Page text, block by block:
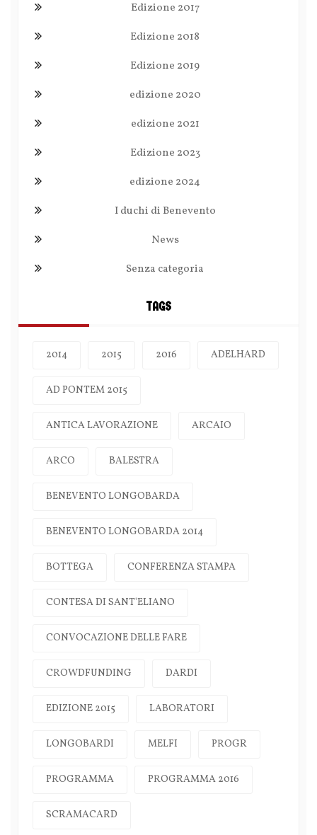
Edizione 2017
Edizione 2018
Edizione 2019
edizione 2020
edizione 2021
Edizione 2023
edizione 2024
I duchi di Benevento
News
Senza categoria
TAGS
2014 2015 2016 ADELHARD
AD PONTEM 2015
ANTICA LAVORAZIONE ARCAIO
ARCO BALESTRA
BENEVENTO LONGOBARDA
BENEVENTO LONGOBARDA 2014
BOTTEGA CONFERENZA STAMPA
CONTESA DI SANT'ELIANO
CONVOCAZIONE DELLE FARE
CROWDFUNDING DARDI
EDIZIONE 2015 LABORATORI
LONGOBARDI MELFI PROGR
PROGRAMMA PROGRAMMA 2016
SCRAMACARD